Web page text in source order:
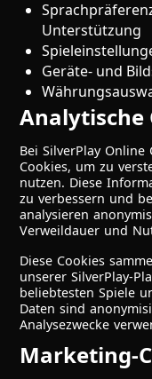
Unterstützung
Geräte- und
Analytische
Bei SilverPlay
Cookies, um zu
nutzen. Diese
zu verbessern und
analysieren
Verweildauer und
Diese Cookies
unserer SilverPlay-
beliebtesten Spiele
Daten sind
Analysezwecke
Marketing-